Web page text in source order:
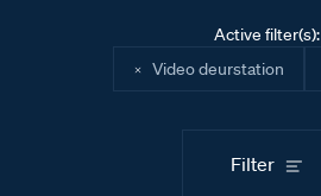
Filter
Active filter(s):
Video deurstation